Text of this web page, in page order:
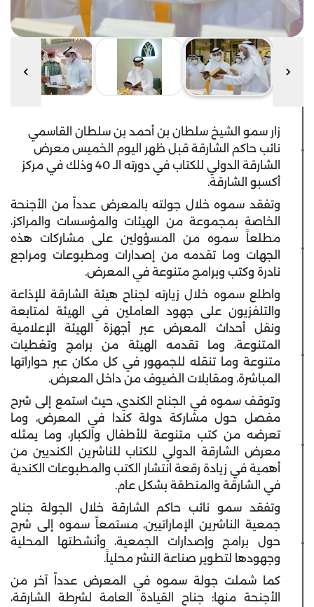
زار سمو الشيخ سلطان بن أحمد بن سلطان القاسمي
نائب حاكم الشارقة قبل ظهر اليوم الخميس معرض
الشارقة الدولي للكتاب في دورته الـ 40 وذلك في مركز
أكسبو الشارقة.
وتفقد سموه خلال جولته بالمعرض عدداً من الأجنحة
الخاصة بمجموعة من الهيئات والمؤسسات والمراكز،
مطلعاً سموه من المسؤولين على مشاركات هذه
الجهات وما تقدمه من إصدارات ومطبوعات ومراجع
نادرة وكتب وبرامج متنوعة في المعرض.
واطلع سموه خلال زيارته لجناح هيئة الشارقة للإذاعة
والتلفزيون على جهود العاملين في الهيئة لمتابعة
ونقل أحداث المعرض عبر أجهزة الهيئة الإعلامية
المتنوعة، وما تقدمه الهيئة من برامج وتغطيات
متنوعة وما تنقله للجمهور في كل مكان عبر حواراتها
المباشرة، ومقابلات الضيوف من داخل المعرض.
وتوقف سموه في الجناح الكندي، حيث استمع إلى شرح
مفصل حول مشاركة دولة كندا في المعرض، وما
تعرضه من كتب متنوعة للأطفال والكبار، وما يمثله
معرض الشارقة الدولي للكتاب للناشرين الكنديين من
أهمية في زيادة رقعة انتشار الكتب والمطبوعات الكندية
في الشارقة والمنطقة بشكل عام.
وتفقد سمو نائب حاكم الشارقة خلال الجولة جناح
جمعية الناشرين الإماراتيين، مستمعاً سموه إلى شرح
حول برامج وإصدارات الجمعية، وأنشطتها المحلية
وجهودها لتطوير صناعة النشر محلياً.
كما شملت جولة سموه في المعرض عدداً آخر من
الأجنحة منها: جناح القيادة العامة لشرطة الشارقة،